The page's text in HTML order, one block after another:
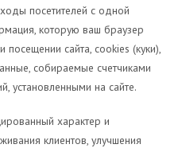
посетителей с одной
которую ваш браузер
сайта, cookies (куки),
собираемые счетчиками
установленными на сайте.
характер и
клиентов, улучшения